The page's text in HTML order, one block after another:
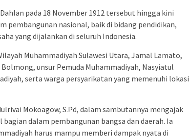
pada 18 November 1912 tersebut hingga kini
pembangunan nasional, baik di bidang pendidikan,
yang dijalankan di seluruh Indonesia.
Muhammadiyah Sulawesi Utara, Jamal Lamato,
unsur Pemuda Muhammadiyah, Nasyiatul
serta warga persyarikatan yang memenuhi lokasi
Mokoagow, S.Pd, dalam sambutannya mengajak
dalam pembangunan bangsa dan daerah. Ia
harus mampu memberi dampak nyata di